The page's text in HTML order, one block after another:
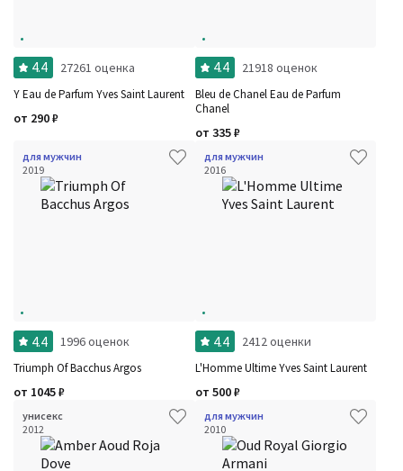
4.4 27261 оценка
Y Eau de Parfum Yves Saint Laurent
от 290₽
4.4 21918 оценок
Bleu de Chanel Eau de Parfum
Chanel
от 335₽
для мужчин
2019
4.4 1996 оценок
Triumph Of Bacchus Argos
от 1045₽
для мужчин
2016
4.4 2412 оценки
L'Homme Ultime Yves Saint Laurent
от 500₽
унисекс
2012
для мужчин
2010